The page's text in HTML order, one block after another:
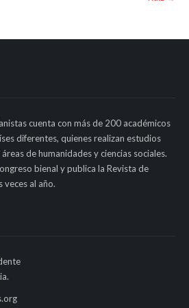
cuenta con más de 200 académicos
diferentes, quienes realizan estudios
de humanidades y ciencias sociales.
bienal y publica la Revista de
al año.